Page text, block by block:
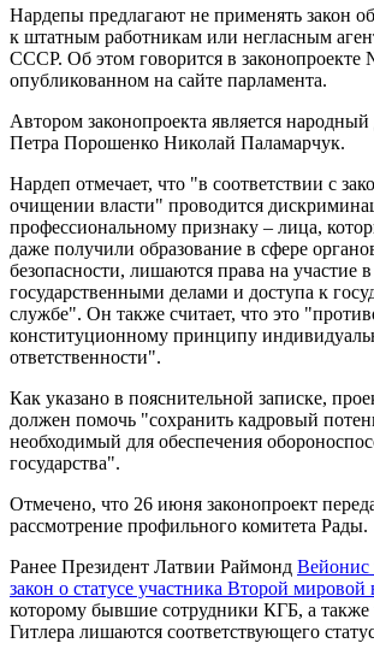
Нардепы предлагают не применять закон
к штатным работникам или негласным
СССР. Об этом говорится в
опубликованном на сайте парламента.
Автором законопроекта является народный
Петра Порошенко Николай Паламарчук.
Нардеп отмечает, что "в соответствии с
очищении власти" проводится
профессиональному признаку – лица,
даже получили образование в сфере
безопасности, лишаются права на участие
государственными делами и доступа к
службе". Он также считает, что это
конституционному принципу
ответственности".
Как указано в пояснительной записке,
должен помочь "сохранить кадровый
необходимый для обеспечения
государства".
Отмечено, что 26 июня законопроект
рассмотрение профильного комитета Рады.
Ранее Президент Латвии Раймонд Вейонис
закон о статусе участника Второй
которому бывшие сотрудники КГБ, а
Гитлера лишаются соответствующего